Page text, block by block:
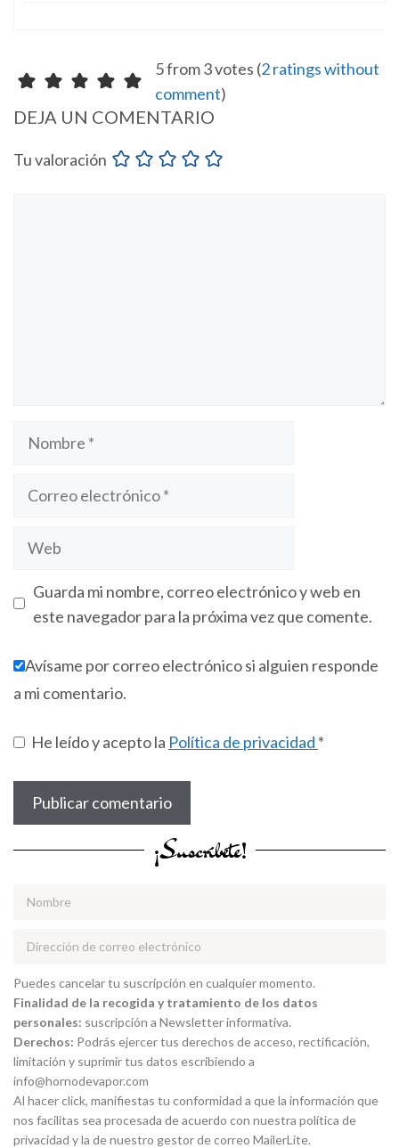
5 from 3 votes (2 ratings without
comment)
DEJA UN COMENTARIO
Tu valoración
Guarda mi nombre, correo electrónico y web en
este navegador para la próxima vez que comente.
Avísame por correo electrónico si alguien responde
a mi comentario.
He leído y acepto la Política de privacidad *
¡Suscríbete!
Puedes cancelar tu suscripción en cualquier momento.
Finalidad de la recogida y tratamiento de los datos
personales: suscripción a Newsletter informativa.
Derechos: Podrás ejercer tus derechos de acceso, rectificación,
limitación y suprimir tus datos escribiendo a
info@hornodevapor.com
Al hacer click, manifiestas tu conformidad a que la información que
nos facilitas sea procesada de acuerdo con nuestra política de
privacidad y la de nuestro gestor de correo MailerLite.